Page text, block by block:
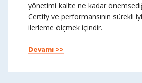
yönetimi kalite ne kadar
Certify ve performansının sürekli
ilerleme ölçmek içindir.
Devamı >>